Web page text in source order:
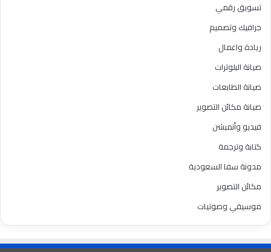
تسويق رقمي
جرافيك وتصميم
ريادة واعمال
صيانة البلوترات
صيانة الطابعات
صيانة مكائن التصوير
فيديو وأنميشن
كتابة وترجمة
مدونة سفا السعودية
مكائن التصوير
موسيقي وصوتيات